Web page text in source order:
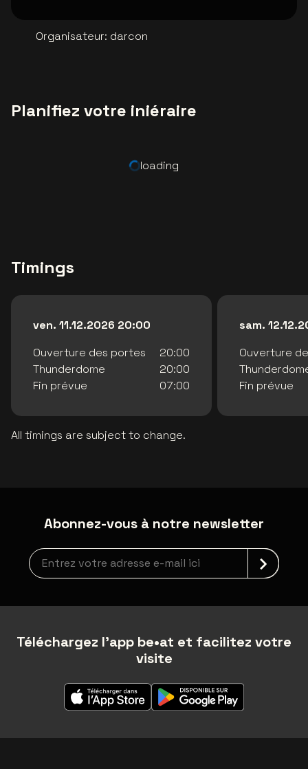
Organisateur: darcon
Planifiez votre iniéraire
loading
Timings
ven. 11.12.2026 20:00
Ouverture des portes
20:00
Thunderdome
20:00
Fin prévue
07:00
sam.
Ouverture
Fin prévue
All timings are subject to change.
Abonnez-vous à notre newsletter
Inscription à la newsletter
Téléchargez l'app be•at et facilitez votre
visite